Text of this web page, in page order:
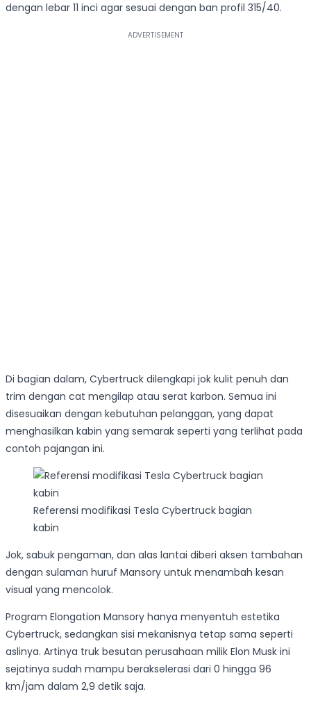
dengan lebar 11 inci agar sesuai dengan ban profil 315/40.
Di bagian dalam, Cybertruck dilengkapi jok kulit penuh dan
trim dengan cat mengilap atau serat karbon. Semua ini
disesuaikan dengan kebutuhan pelanggan, yang dapat
menghasilkan kabin yang semarak seperti yang terlihat pada
contoh pajangan ini.
Referensi modifikasi Tesla Cybertruck bagian
kabin
Jok, sabuk pengaman, dan alas lantai diberi aksen tambahan
dengan sulaman huruf Mansory untuk menambah kesan
visual yang mencolok.
Program Elongation Mansory hanya menyentuh estetika
Cybertruck, sedangkan sisi mekanisnya tetap sama seperti
aslinya. Artinya truk besutan perusahaan milik Elon Musk ini
sejatinya sudah mampu berakselerasi dari 0 hingga 96
km/jam dalam 2,9 detik saja.